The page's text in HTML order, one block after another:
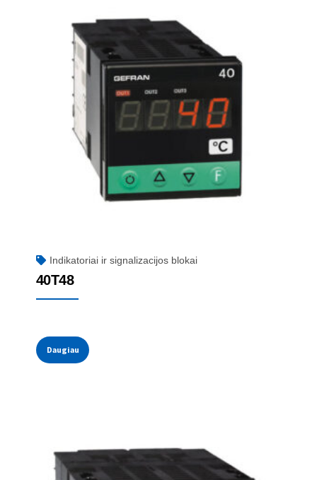
Indikatoriai ir signalizacijos blokai
40T48
Daugiau